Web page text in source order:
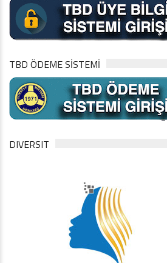
TBD ÖDEME SİSTEMİ
DIVERSIT